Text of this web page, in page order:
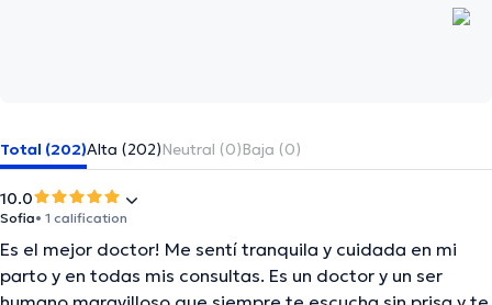
Total (202)Alta (202)Neutral (0)Baja (0)
10.0
Sofia• 1 calification
Es el mejor doctor! Me sentí tranquila y cuidada en mi
parto y en todas mis consultas. Es un doctor y un ser